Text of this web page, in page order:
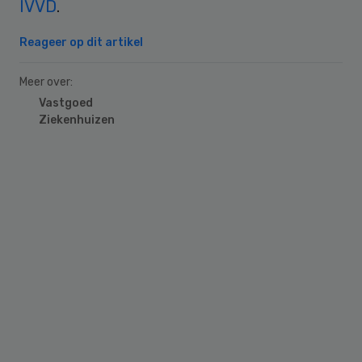
IVVD.
Reageer op dit artikel
Meer over:
Vastgoed
Ziekenhuizen